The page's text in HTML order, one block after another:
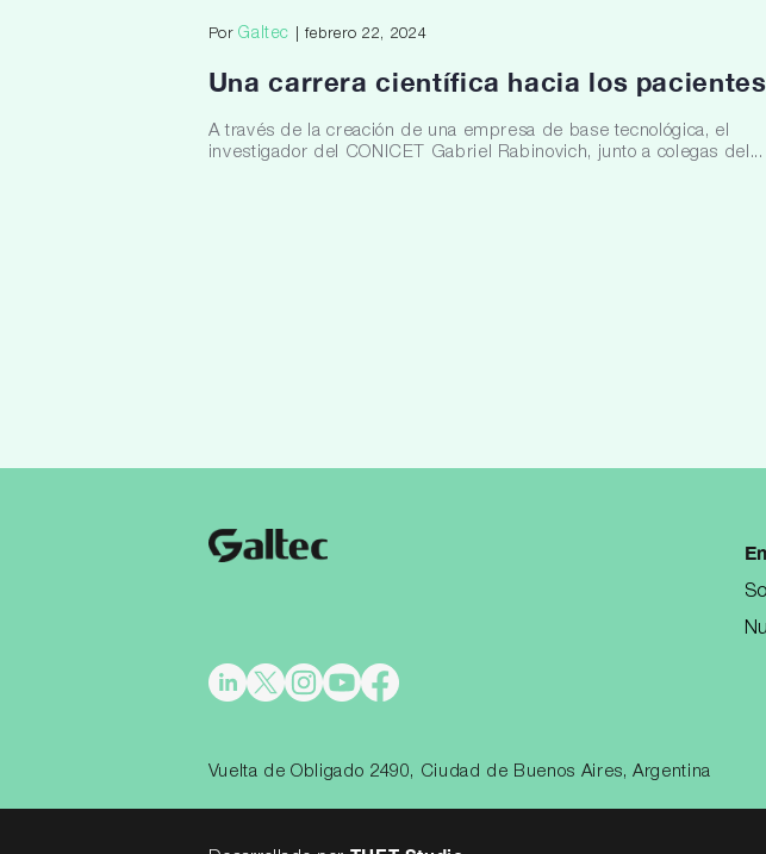
PorGaltec | febrero 22, 2024
Una carrera científica hacia los pacientes
A través de la creación de una empresa de base tecnológica, el
investigador del CONICET Gabriel Rabinovich, junto a colegas del...
Vuelta de Obligado 2490, Ciudad de Buenos Aires, Argentina